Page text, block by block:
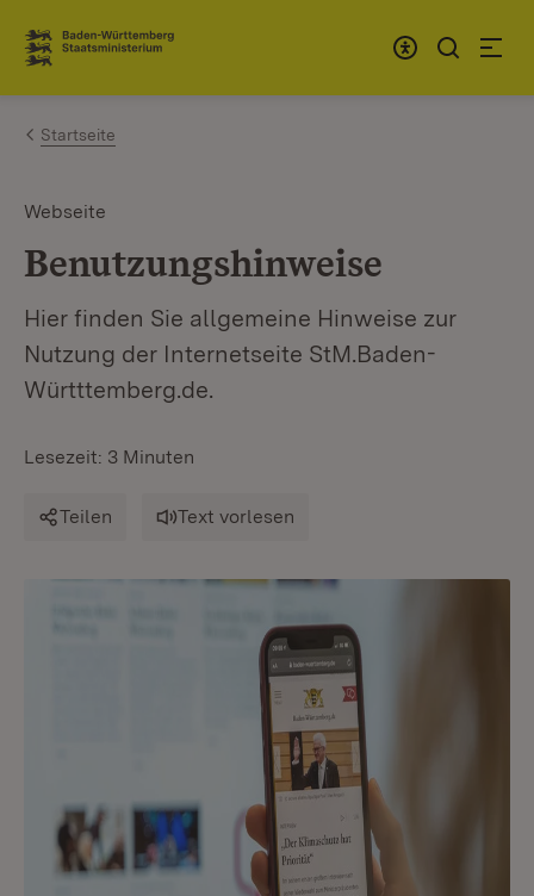
Zum Inhalt springen
Link zur Startseite
Startseite
Webseite
Benutzungshinweise
Hier finden Sie allgemeine Hinweise zur
Nutzung der Internetseite StM.Baden-
Württtemberg.de.
Lesezeit: 3 Minuten
Teilen Text vorlesen